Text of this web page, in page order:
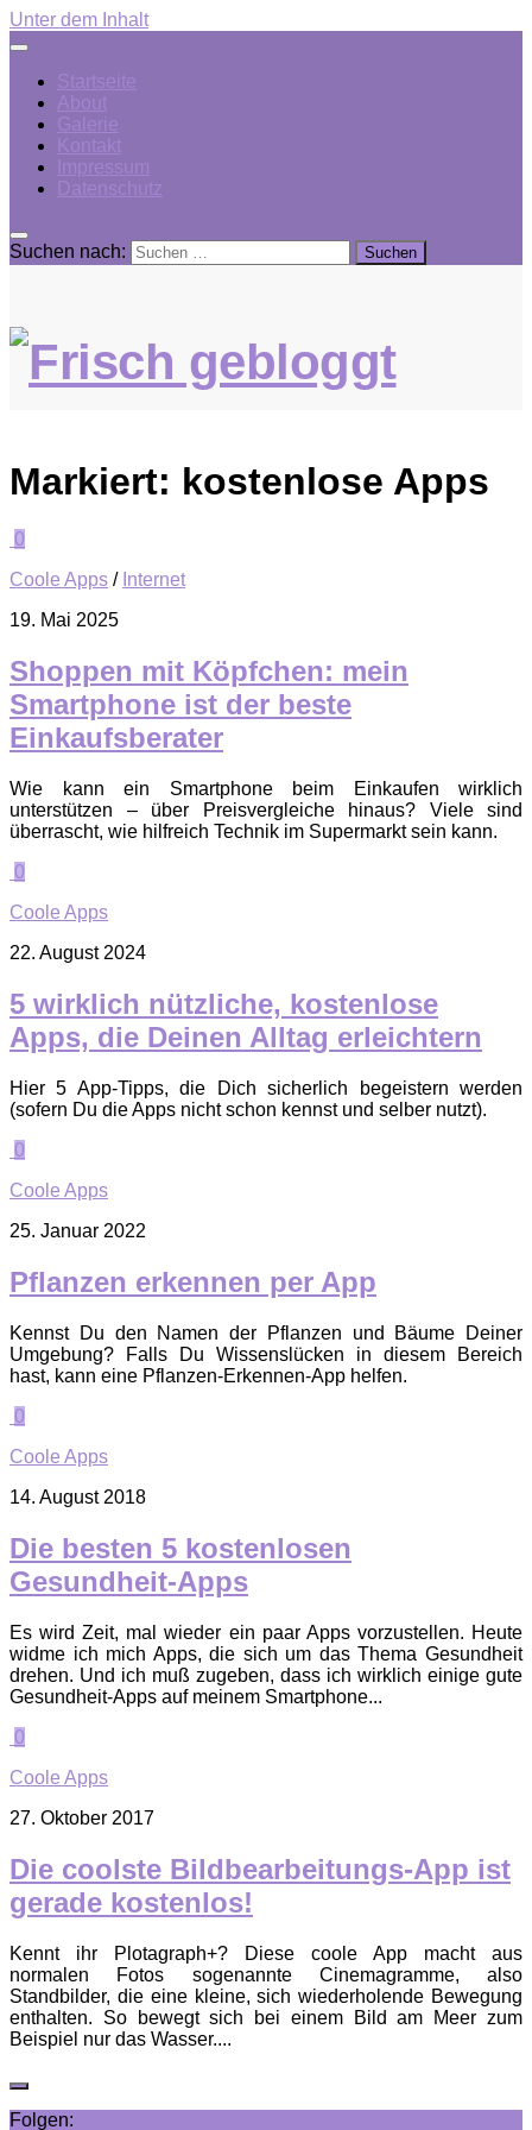
Unter dem Inhalt
Startseite
About
Galerie
Kontakt
Impressum
Datenschutz
Suchen nach:
Markiert: kostenlose Apps
0
Coole Apps / Internet
19. Mai 2025
Shoppen mit Köpfchen: mein
Smartphone ist der beste
Einkaufsberater
Wie kann ein Smartphone beim Einkaufen wirklich
unterstützen – über Preisvergleiche hinaus? Viele sind
überrascht, wie hilfreich Technik im Supermarkt sein kann.
0
Coole Apps
22. August 2024
5 wirklich nützliche, kostenlose
Apps, die Deinen Alltag erleichtern
Hier 5 App-Tipps, die Dich sicherlich begeistern werden
(sofern Du die Apps nicht schon kennst und selber nutzt).
0
Coole Apps
25. Januar 2022
Pflanzen erkennen per App
Kennst Du den Namen der Pflanzen und Bäume Deiner
Umgebung? Falls Du Wissenslücken in diesem Bereich
hast, kann eine Pflanzen-Erkennen-App helfen.
0
Coole Apps
14. August 2018
Die besten 5 kostenlosen
Gesundheit-Apps
Es wird Zeit, mal wieder ein paar Apps vorzustellen. Heute
widme ich mich Apps, die sich um das Thema Gesundheit
drehen. Und ich muß zugeben, dass ich wirklich einige gute
Gesundheit-Apps auf meinem Smartphone...
0
Coole Apps
27. Oktober 2017
Die coolste Bildbearbeitungs-App ist
gerade kostenlos!
Kennt ihr Plotagraph+? Diese coole App macht aus
normalen Fotos sogenannte Cinemagramme, also
Standbilder, die eine kleine, sich wiederholende Bewegung
enthalten. So bewegt sich bei einem Bild am Meer zum
Beispiel nur das Wasser....
Folgen: